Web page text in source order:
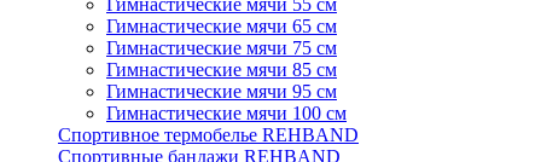
Гимнастические мячи 55 см
Гимнастические мячи 65 см
Гимнастические мячи 75 см
Гимнастические мячи 85 см
Гимнастические мячи 95 см
Гимнастические мячи 100 см
Спортивное термобелье REHBAND
Спортивные бандажи REHBAND